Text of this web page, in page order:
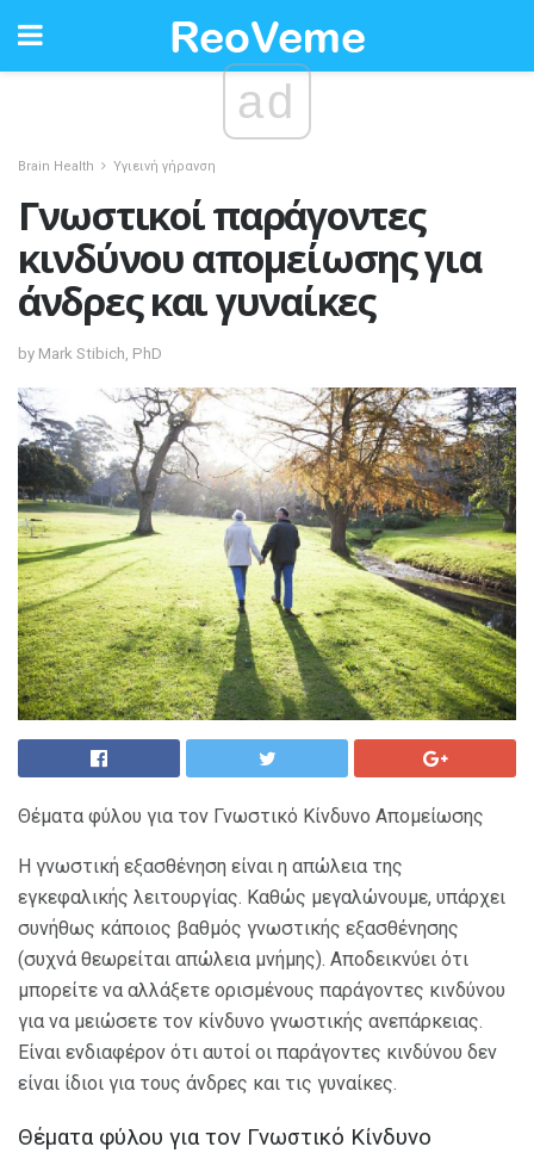
ad
Brain Health Υγιεινή γήρανση
Γνωστικοί παράγοντες
κινδύνου απομείωσης για
άνδρες και γυναίκες
by Mark Stibich, PhD
Θέματα φύλου για τον Γνωστικό Κίνδυνο Απομείωσης
Η γνωστική εξασθένηση είναι η απώλεια της
εγκεφαλικής λειτουργίας. Καθώς μεγαλώνουμε, υπάρχει
συνήθως κάποιος βαθμός γνωστικής εξασθένησης
(συχνά θεωρείται απώλεια μνήμης). Αποδεικνύει ότι
μπορείτε να αλλάξετε ορισμένους παράγοντες κινδύνου
για να μειώσετε τον κίνδυνο γνωστικής ανεπάρκειας.
Είναι ενδιαφέρον ότι αυτοί οι παράγοντες κινδύνου δεν
είναι ίδιοι για τους άνδρες και τις γυναίκες.
Θέματα φύλου για τον Γνωστικό Κίνδυνο